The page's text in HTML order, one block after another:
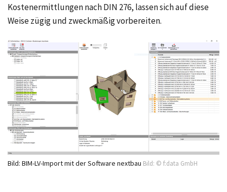
Kostenermittlungen nach DIN 276, lassen sich auf diese
Weise zügig und zweckmäßig vorbereiten.
Bild: BIM-LV-Import mit der Software nextbau Bild: © f:data GmbH